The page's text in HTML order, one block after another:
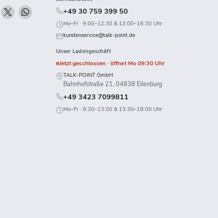
FindenFinden
+49 30 759 399 50
Mo–Fr · 9:00–12:30 & 13:00–16:30 Uhr
kundenservice@talk-point.de
Unser Ladengeschäft
Jetzt geschlossen · öffnet Mo 09:30 Uhr
TALK-POINT GmbH
Bahnhofstraße 21, 04838 Eilenburg
+49 3423 7099811
Mo–Fr · 9:30–13:00 & 13:30–18:00 Uhr